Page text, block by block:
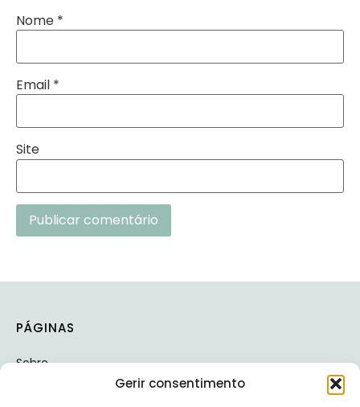
Gerir consentimento
Nome *
Email *
Site
PÁGINAS
Sobre
Marcação de Consultas